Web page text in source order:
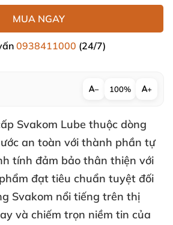
MUA NGAY
0938411000 (24/7)
− 100% +
Svakom Lube thuộc dòng
an toàn với thành phần tự
tính đảm bảo thân thiện với
đạt tiêu chuẩn tuyệt đối
Svakom nổi tiếng trên thị
và chiếm trọn niềm tin của